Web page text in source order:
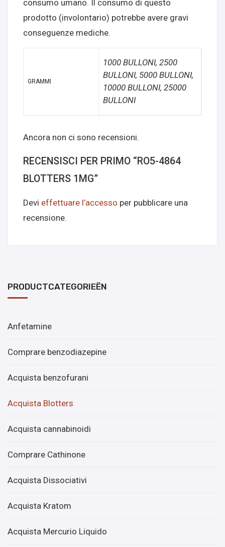
consumo umano. Il consumo di questo
prodotto (involontario) potrebbe avere gravi
conseguenze mediche.
GRAMMI
1000 BULLONI, 2500
BULLONI, 5000 BULLONI,
10000 BULLONI, 25000
BULLONI
Ancora non ci sono recensioni.
RECENSISCI PER PRIMO “RO5-4864
BLOTTERS 1MG”
Devi effettuare l’accesso per pubblicare una
recensione.
PRODUCTCATEGORIEËN
Anfetamine
Comprare benzodiazepine
Acquista benzofurani
Acquista Blotters
Acquista cannabinoidi
Comprare Cathinone
Acquista Dissociativi
Acquista Kratom
Acquista Mercurio Liquido